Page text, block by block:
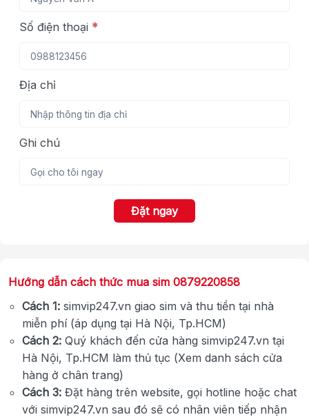
Số điện thoại *
Địa chỉ
Ghi chú
Đặt ngay
Hướng dẫn cách thức mua sim 0879220858
Cách 1: simvip247.vn giao sim và thu tiền tại nhà
miễn phí (áp dụng tại Hà Nội, Tp.HCM)
Cách 2: Quý khách đến cửa hàng simvip247.vn tại
Hà Nội, Tp.HCM làm thủ tục (Xem danh sách cửa
hàng ở chân trang)
Cách 3: Đặt hàng trên website, gọi hotline hoặc chat
với simvip247.vn sau đó sẽ có nhân viên tiếp nhận